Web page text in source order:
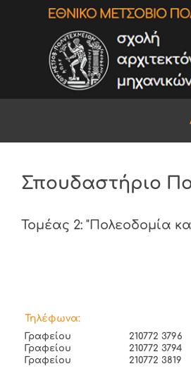
Σπουδαστήριο
Τομέας 2: "Πολεοδομία
Τηλέφωνα:
Γραφείου
210772 3796
Γραφείου
210772 3794
Γραφείου
210772 3819